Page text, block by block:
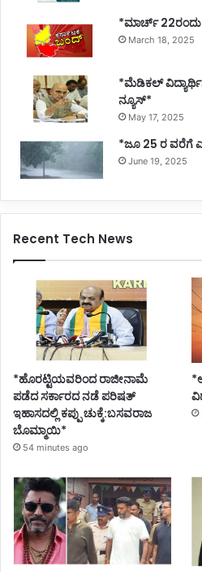
*ಮಾರ್ಚ್ 22ರಂದು
March 18, 2025
*ಮೆಡಿಕಲ್
ನ್ಯೂಸ್*
May 17, 2025
*ಜೂ 25 ರ ವರೆಗೆ
June 19, 2025
Recent Tech News
*ಹೊರಟ್ಟಿಯವರಿಂದ ರಾಜೀನಾಮೆ
ಪಡೆದ ಸರ್ಕಾರದ ನಡೆ ಪರಿಷತ್
ಇಹಾಸದಲ್ಲಿ ಕಪ್ಪು ಚುಕ್ಕೆ:ಬಸವರಾಜ
ಬೊಮ್ಮಾಯಿ*
54 minutes ago